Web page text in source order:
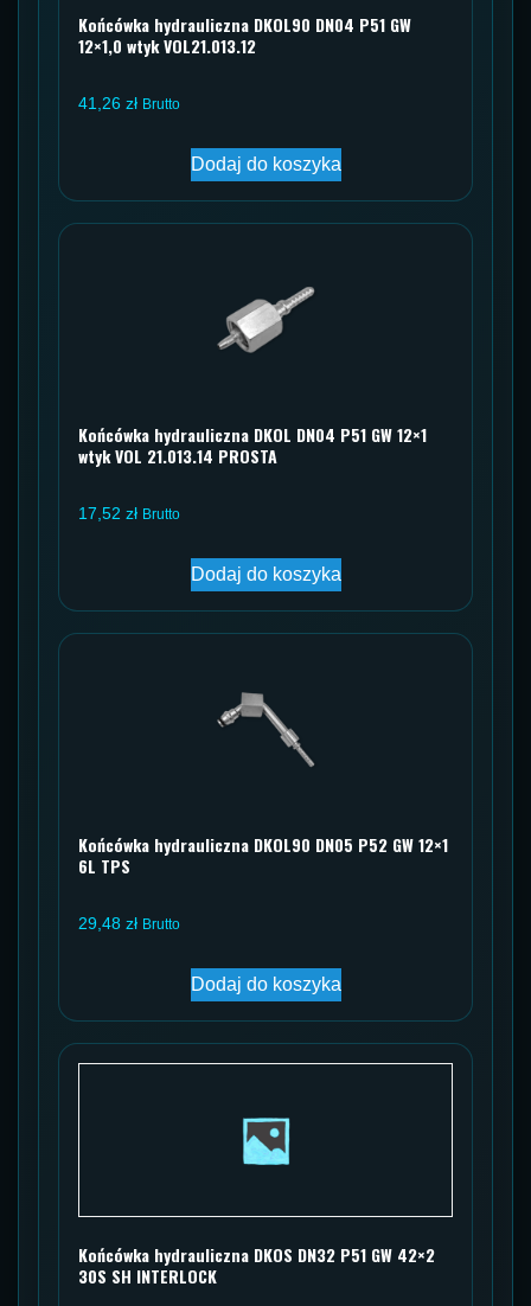
Końcówka hydrauliczna DKOL90 DN04 P51 GW
12×1,0 wtyk VOL21.013.12
41,26 zł Brutto
Dodaj do koszyka
Końcówka hydrauliczna DKOL DN04 P51 GW 12×1
wtyk VOL 21.013.14 PROSTA
17,52 zł Brutto
Dodaj do koszyka
Końcówka hydrauliczna DKOL90 DN05 P52 GW 12×1
6L TPS
29,48 zł Brutto
Dodaj do koszyka
Końcówka hydrauliczna DKOS DN32 P51 GW 42×2
30S SH INTERLOCK